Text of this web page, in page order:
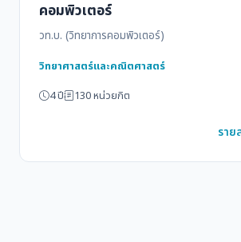
คอมพิวเตอร์
วท.บ. (วิทยาการคอมพิวเตอร์)
วิทยาศาสตร์และคณิตศาสตร์
4 ปี
130 หน่วยกิต
ราย